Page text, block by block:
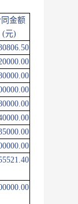
金额
(元)